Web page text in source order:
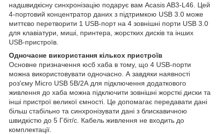
надшвидкісну синхронізацію подарує вам Acasis AB3-L46. Цей
4-портовий концентратор даних з підтримкою USB 3.0 може
миттєво перетворити 1 USB-порт на 4 зовнішні порти USB 3.0
для клавіатури, миші, принтера, жорстких дисків та інших
USB-пристроїв.
Одночасне використання кількох пристроїв
Основне призначення юсб хаба в тому, що 4 USB-порти
можна використовувати одночасно. А завдяки наявності
роз'єму Micro USB 5В/2А для підключення додаткового
живлення до хаба можна підключити зовнішні жорсткі диски та
інші пристрої великої ємності. Це допомагає передавати дані
більш стабільно та синхронізувати дані з блискавичною
швидкістю до 5 Гбіт/с. Кабель живлення не входить до
комплектації.